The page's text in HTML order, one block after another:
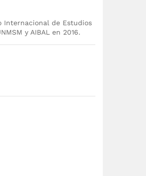
Internacional de Estudios
y AIBAL en 2016.